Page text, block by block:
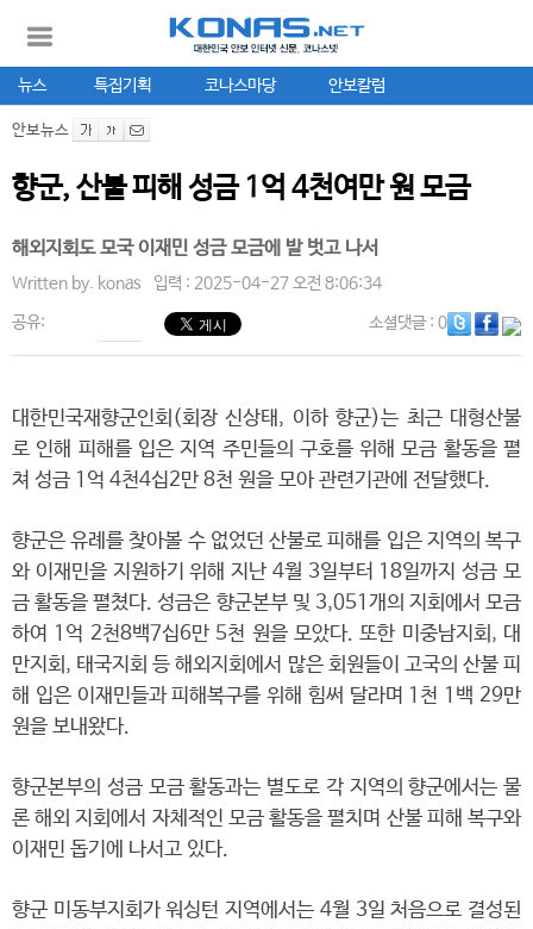
뉴스 특집기획 코나스마당 안보칼럼
안보뉴스
향군, 산불 피해 성금 1억 4천여만 원 모금
해외지회도 모국 이재민 성금 모금에 발 벗고 나서
Written by. konas 입력 : 2025-04-27 오전 8:06:34
공유: 소셜댓글: 0
대한민국재향군인회(회장 신상태, 이하 향군)는 최근 대형산불
로 인해 피해를 입은 지역 주민들의 구호를 위해 모금 활동을 펼
쳐 성금 1억 4천4십2만 8천 원을 모아 관련기관에 전달했다.
향군은 유례를 찾아볼 수 없었던 산불로 피해를 입은 지역의 복구
와 이재민을 지원하기 위해 지난 4월 3일부터 18일까지 성금 모
금 활동을 펼쳤다. 성금은 향군본부 및 3,051개의 지회에서 모금
하여 1억 2천8백7십6만 5천 원을 모았다. 또한 미중남지회, 대
만지회, 태국지회 등 해외지회에서 많은 회원들이 고국의 산불 피
해 입은 이재민들과 피해복구를 위해 힘써 달라며 1천 1백 29만
원을 보내왔다.
향군본부의 성금 모금 활동과는 별도로 각 지역의 향군에서는 물
론 해외 지회에서 자체적인 모금 활동을 펼치며 산불 피해 복구와
이재민 돕기에 나서고 있다.
향군 미동부지회가 워싱턴 지역에서는 4월 3일 처음으로 결성된